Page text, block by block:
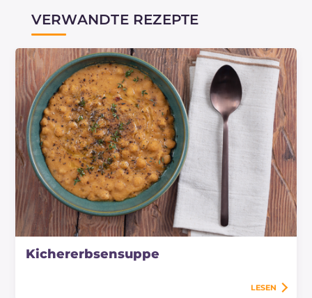
VERWANDTE REZEPTE
Kichererbsensuppe
LESEN